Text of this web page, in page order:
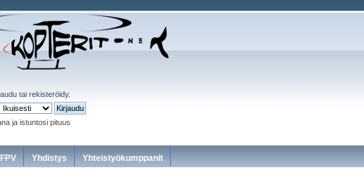
tairekisteröidy.
ja istuntosi pituus
FPV Yhdistys Yhteistyökumppanit